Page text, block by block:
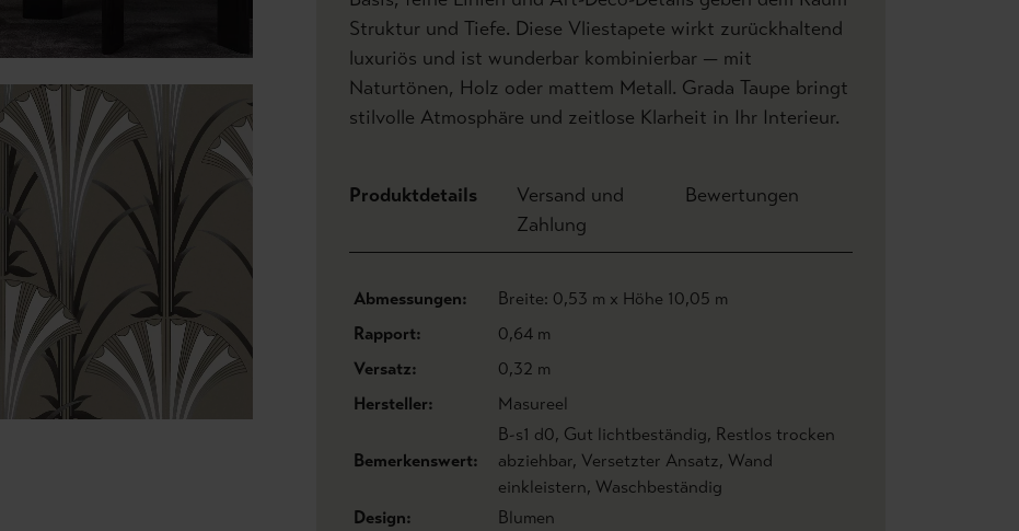
Struktur und Tiefe. Diese Vliestapete wirkt zurückhaltend
luxuriös und ist wunderbar kombinierbar — mit
Naturtönen, Holz oder mattem Metall. Grada Taupe bringt
stilvolle Atmosphäre und zeitlose Klarheit in Ihr Interieur.
Produktdetails
Versand und
Zahlung
Bewertungen
Abmessungen:
Breite: 0,53 m x Höhe 10,05 m
Rapport:
0,64 m
Versatz:
0,32 m
Hersteller:
Masureel
Bemerkenswert:
B-s1 d0, Gut lichtbeständig, Restlos trocken
abziehbar, Versetzter Ansatz, Wand
einkleistern, Waschbeständig
Design:
Blumen